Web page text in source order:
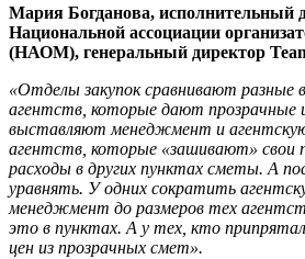
Мария Богданова, исполнительный
Национальной ассоциации
(НАОМ), генеральный директор
«Отделы закупок сравнивают
агентств, которые дают прозрачные
выставляют менеджмент и
агентств, которые «зашивают» свои
расходы в других пунктах сметы. А
уравнять. У одних сократить
менеджмент до размеров тех
это в пунктах. А у тех, кто
цен из прозрачных смет».